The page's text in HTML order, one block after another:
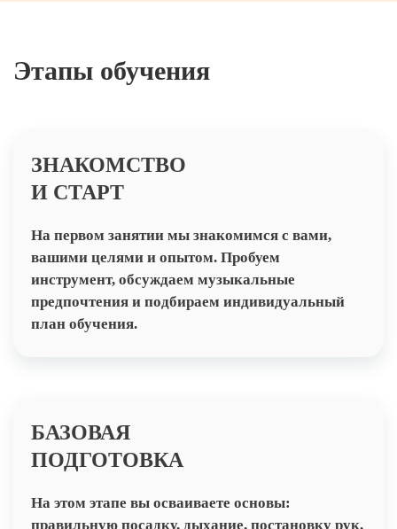
Этапы обучения
ЗНАКОМСТВО
И СТАРТ
На первом занятии мы знакомимся с вами,
вашими целями и опытом. Пробуем
инструмент, обсуждаем музыкальные
предпочтения и подбираем индивидуальный
план обучения.
БАЗОВАЯ
ПОДГОТОВКА
На этом этапе вы осваиваете основы:
правильную посадку, дыхание, постановку рук,